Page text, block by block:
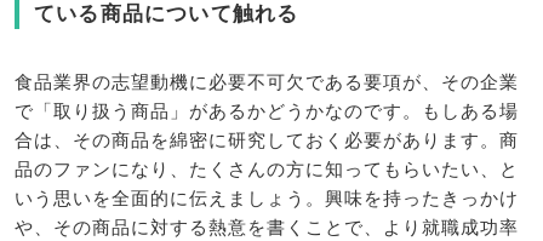
ている商品について触れる
食品業界の志望動機に必要不可欠である要項が、その企業
で「取り扱う商品」があるかどうかなのです。もしある場
合は、その商品を綿密に研究しておく必要があります。商
品のファンになり、たくさんの方に知ってもらいたい、と
いう思いを全面的に伝えましょう。興味を持ったきっかけ
や、その商品に対する熱意を書くことで、より就職成功率